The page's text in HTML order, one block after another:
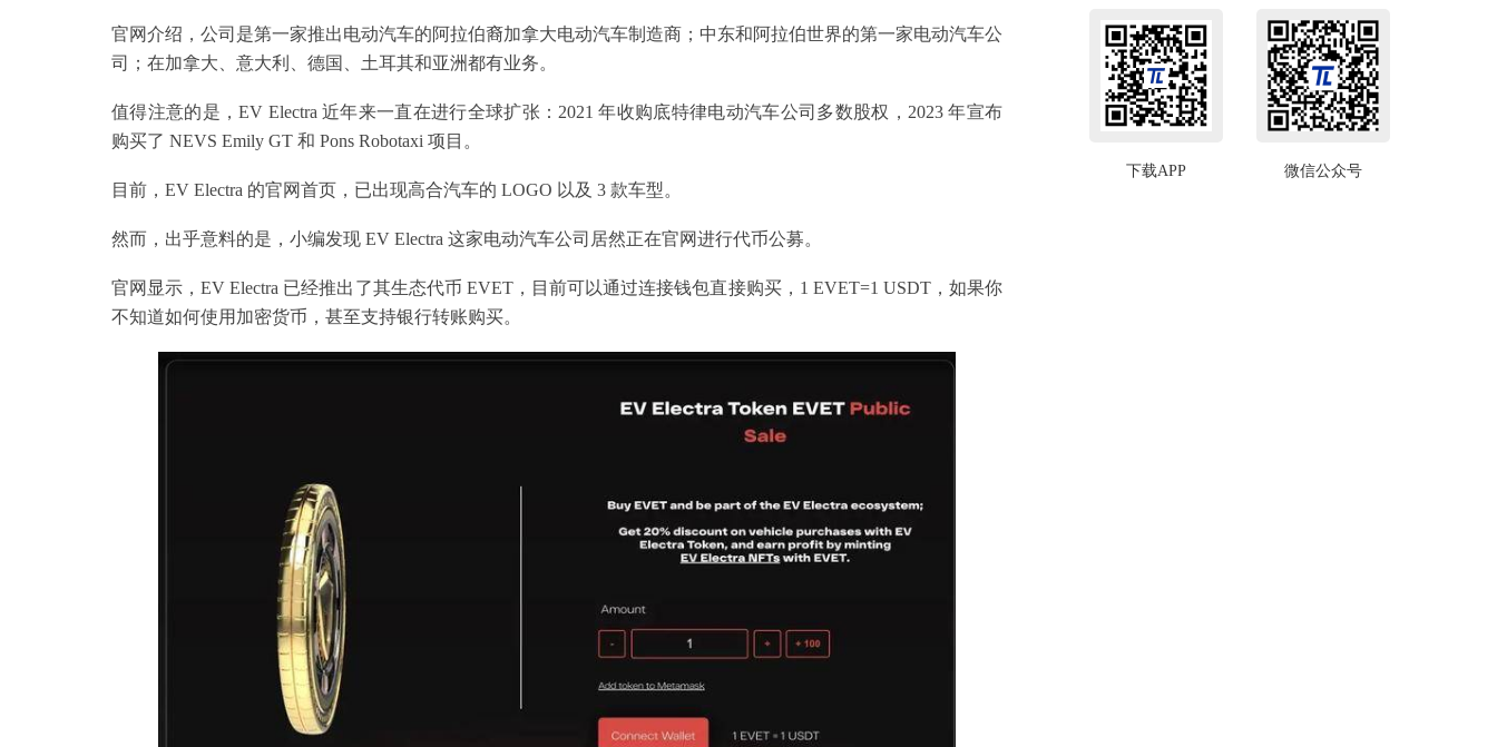
官网介绍，公司是第一家推出电动汽车的阿拉伯裔加拿大电动汽车制造商；中东和阿拉伯世界的第一家电动汽车公
司；在加拿大、意大利、德国、土耳其和亚洲都有业务。
值得注意的是，EV Electra 近年来一直在进行全球扩张：2021 年收购底特律电动汽车公司多数股权，2023 年宣布
购买了 NEVS Emily GT 和 Pons Robotaxi 项目。
目前，EV Electra 的官网首页，已出现高合汽车的 LOGO 以及 3 款车型。
然而，出乎意料的是，小编发现 EV Electra 这家电动汽车公司居然正在官网进行代币公募。
官网显示，EV Electra 已经推出了其生态代币 EVET，目前可以通过连接钱包直接购买，1 EVET=1 USDT，如果你
不知道如何使用加密货币，甚至支持银行转账购买。
下载APP 微信公众号